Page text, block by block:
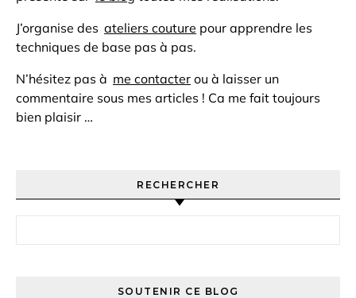
J’organise des ateliers couture pour apprendre les
techniques de base pas à pas.
N’hésitez pas à me contacter ou à laisser un
commentaire sous mes articles ! Ca me fait toujours
bien plaisir …
RECHERCHER
SOUTENIR CE BLOG